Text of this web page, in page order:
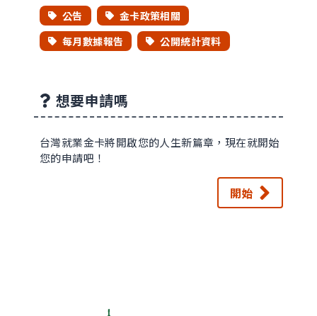
公告
金卡政策相關
每月數據報告
公開統計資料
想要申請嗎
台灣就業金卡將開啟您的人生新篇章，現在就開始
您的申請吧！
開始